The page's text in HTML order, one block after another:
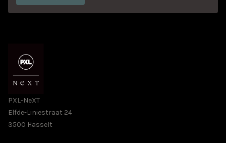
PXL-NeXT
Elfde-Liniestraat 24
3500 Hasselt